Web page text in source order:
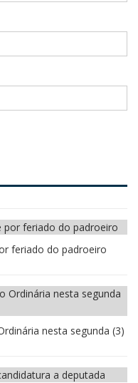
feriado do padroeiro
nesta segunda (3)